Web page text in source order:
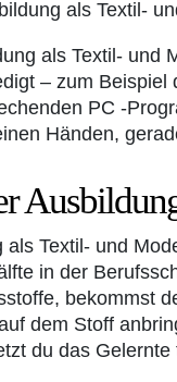
als Textil-
als Textil- und
– zum
PC -
Händen,
als Textil- und
in der
bekommst
dem Stoff
du das Gelernte